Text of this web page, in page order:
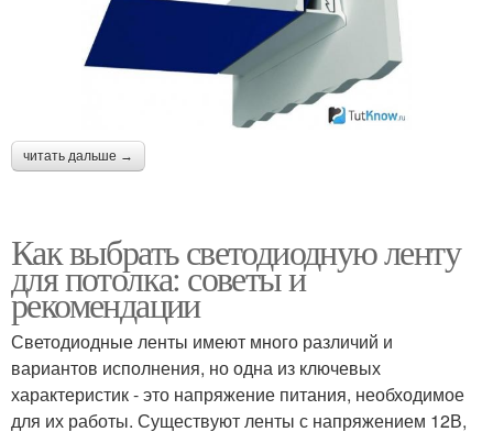
читать дальше →
Как выбрать светодиодную ленту
для потолка: советы и
рекомендации
Светодиодные ленты имеют много различий и
вариантов исполнения, но одна из ключевых
характеристик - это напряжение питания, необходимое
для их работы. Существуют ленты с напряжением 12В,